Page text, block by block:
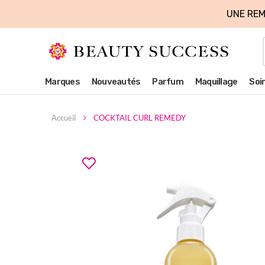
UNE
Marques Nouveautés Parfum Maquillage
Accueil COCKTAIL CURL REMEDY